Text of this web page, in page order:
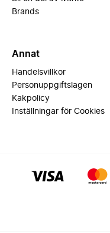
Brands
Annat
Handelsvillkor
Personuppgiftslagen
Kakpolicy
Inställningar för Cookies